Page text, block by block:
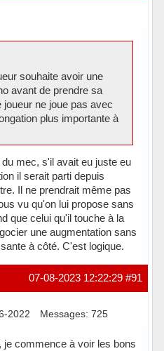
souhaite avoir une
avant de prendre sa
joueur ne joue pas avec
plus importante à
mec, s'il avait eu juste eu
il serait parti depuis
Il ne prendrait même pas
vu qu'on lui propose sans
que celui qu'il touche à la
une augmentation sans
à côté. C'est logique.
#91
07-08-2023 12:22:29
2022 Messages: 725
je commence à voir les bons